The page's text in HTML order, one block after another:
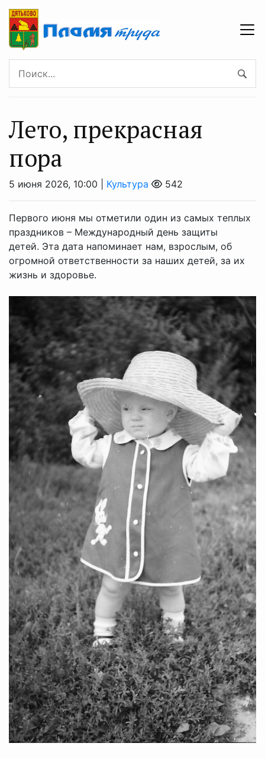
Лето, прекрасная
пора
5 июня 2026, 10:00 | Культура 542
Первого июня мы отметили один из самых теплых
праздников – Международный день защиты
детей. Эта дата напоминает нам, взрослым, об
огромной ответственности за наших детей, за их
жизнь и здоровье.